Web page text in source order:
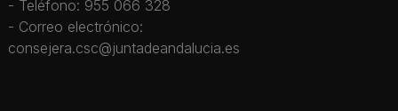
- Teléfono: 955 066 328
- Correo electrónico:
consejera.csc@juntadeandalucia.es